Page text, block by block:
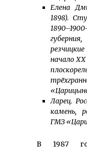
Елена
1898).
начало
Ларец.
камень,
ГМЗ
В 1987